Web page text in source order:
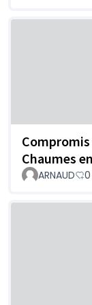
Compromis
Chaumes
ARNAUD 0